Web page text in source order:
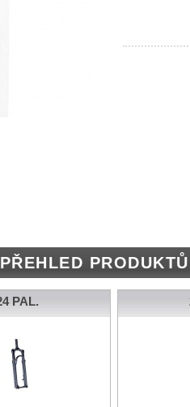
PŘEHLED
PAL.